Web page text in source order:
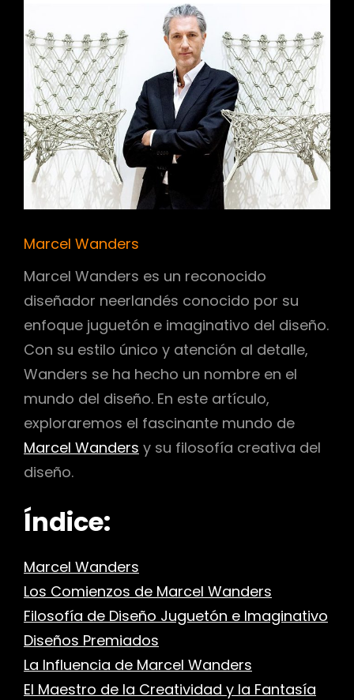
Marcel Wanders
Marcel Wanders es un reconocido
diseñador neerlandés conocido por su
enfoque juguetón e imaginativo del diseño.
Con su estilo único y atención al detalle,
Wanders se ha hecho un nombre en el
mundo del diseño. En este artículo,
exploraremos el fascinante mundo de
Marcel Wanders y su filosofía creativa del
diseño.
Índice:
Marcel Wanders
Los Comienzos de Marcel Wanders
Filosofía de Diseño Juguetón e Imaginativo
Diseños Premiados
La Influencia de Marcel Wanders
El Maestro de la Creatividad y la Fantasía